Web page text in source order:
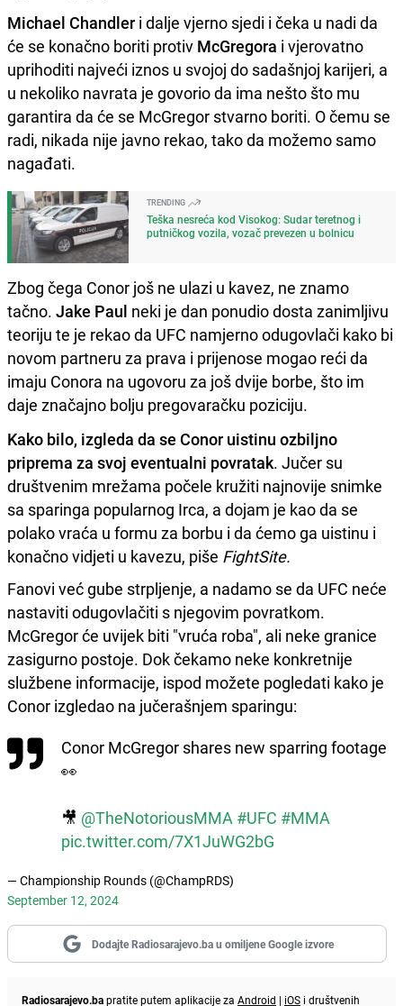
Michael Chandler i dalje vjerno sjedi i čeka u nadi da
će se konačno boriti protiv McGregora i vjerovatno
uprihoditi najveći iznos u svojoj do sadašnjoj karijeri, a
u nekoliko navrata je govorio da ima nešto što mu
garantira da će se McGregor stvarno boriti. O čemu se
radi, nikada nije javno rekao, tako da možemo samo
nagađati.
TRENDING
Teška nesreća kod Visokog: Sudar teretnog i
putničkog vozila, vozač prevezen u bolnicu
Zbog čega Conor još ne ulazi u kavez, ne znamo
tačno. Jake Paul neki je dan ponudio dosta zanimljivu
teoriju te je rekao da UFC namjerno odugovlači kako bi
novom partneru za prava i prijenose mogao reći da
imaju Conora na ugovoru za još dvije borbe, što im
daje značajno bolju pregovaračku poziciju.
Kako bilo, izgleda da se Conor uistinu ozbiljno
priprema za svoj eventualni povratak. Jučer su
društvenim mrežama počele kružiti najnovije snimke
sa sparinga popularnog Irca, a dojam je kao da se
polako vraća u formu za borbu i da ćemo ga uistinu i
konačno vidjeti u kavezu, piše FightSite.
Fanovi već gube strpljenje, a nadamo se da UFC neće
nastaviti odugovlačiti s njegovim povratkom.
McGregor će uvijek biti "vruća roba", ali neke granice
zasigurno postoje. Dok čekamo neke konkretnije
službene informacije, ispod možete pogledati kako je
Conor izgledao na jučerašnjem sparingu:
Conor McGregor shares new sparring footage
👀
🎥 @TheNotoriousMMA #UFC #MMA
pic.twitter.com/7X1JuWG2bG
— Championship Rounds (@ChampRDS)
September 12, 2024
Dodajte Radiosarajevo.ba u omiljene Google izvore
Radiosarajevo.bapratite putem aplikacije za Android | iOS i društvenih